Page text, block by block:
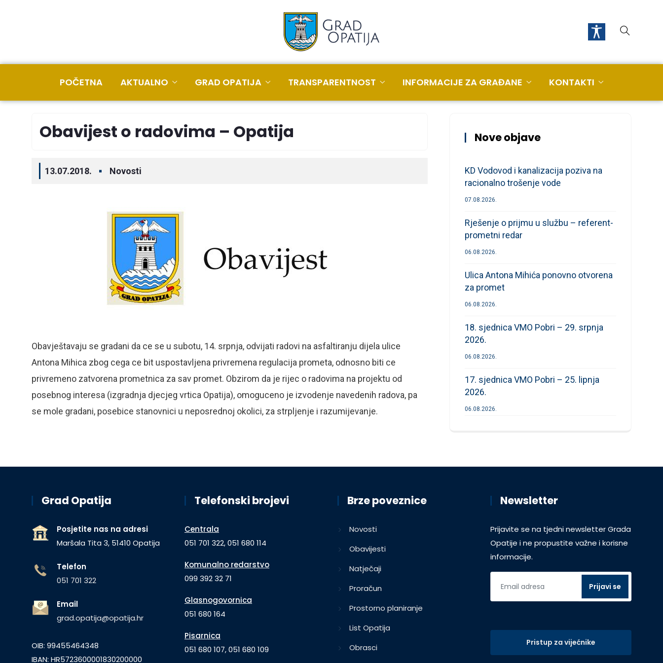
POČETNA AKTUALNO GRAD OPATIJA TRANSPARENTNOST INFORMACIJE ZA GRAĐANE KONTAKTI
Obavijest o radovima – Opatija
13.07.2018. Novosti
Obavještavaju se gradani da ce se u subotu, 14. srpnja, odvijati radovi na asfaltiranju dijela ulice
Antona Mihica zbog cega ce bit uspostavljena privremena regulacija prometa, odnosno biti ce
privremeno zatvorena prometnica za sav promet. Obzirom da je rijec o radovima na projektu od
posebnog interesa (izgradnja djecjeg vrtica Opatija), omoguceno je izvodenje navedenih radova, pa
se mole gradani, posebice stanovnici u neposrednoj okolici, za strpljenje i razumijevanje.
Nove objave
KD Vodovod i kanalizacija poziva na
racionalno trošenje vode
07.08.2026.
Rješenje o prijmu u službu – referent-
prometni redar
06.08.2026.
Ulica Antona Mihića ponovno otvorena
za promet
06.08.2026.
18. sjednica VMO Pobri – 29. srpnja
2026.
06.08.2026.
17. sjednica VMO Pobri – 25. lipnja
2026.
06.08.2026.
Grad Opatija
Posjetite nas na adresi
Maršala Tita 3, 51410 Opatija
Telefon
051 701 322
Email
grad.opatija@opatija.hr
OIB: 99455464348
IBAN: HR5723600001830200000
Telefonski brojevi
Centrala
051 701 322, 051 680 114
Komunalno redarstvo
099 392 32 71
Glasnogovornica
051 680 164
Pisarnica
051 680 107, 051 680 109
Brze poveznice
Novosti
Obavijesti
Natječaji
Proračun
Prostorno planiranje
List Opatija
Obrasci
Newsletter
Prijavite se na tjedni newsletter Grada
Opatije i ne propustite važne i korisne
informacije.
Pristup za vijećnike